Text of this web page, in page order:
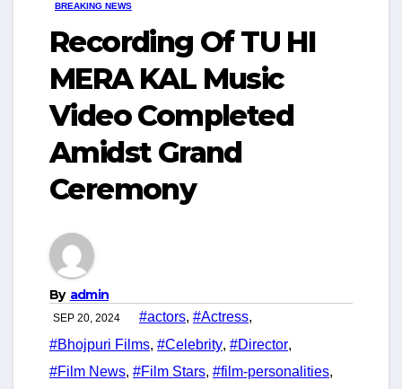
BREAKING NEWS
Recording Of TU HI
MERA KAL Music
Video Completed
Amidst Grand
Ceremony
By admin
SEP 20, 2024 #actors, #Actress,
#Bhojpuri Films, #Celebrity, #Director,
#Film News, #Film Stars, #film-personalities,